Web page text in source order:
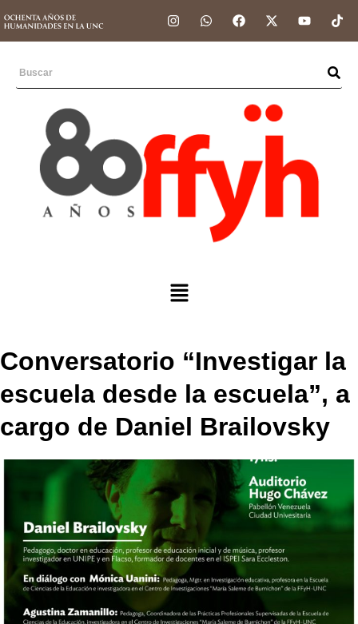
Conversatorio “Investigar la
escuela desde la escuela”, a
cargo de Daniel Brailovsky